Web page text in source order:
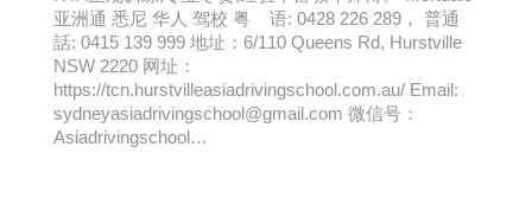
亚洲通 悉尼 华人 驾校 粤 语: 0428 226 289， 普通
話: 0415 139 999 地址：6/110 Queens Rd, Hurstville
NSW 2220 网址：
https://tcn.hurstvilleasiadrivingschool.com.au/ Email:
sydneyasiadrivingschool@gmail.com 微信号：
Asiadrivingschool…